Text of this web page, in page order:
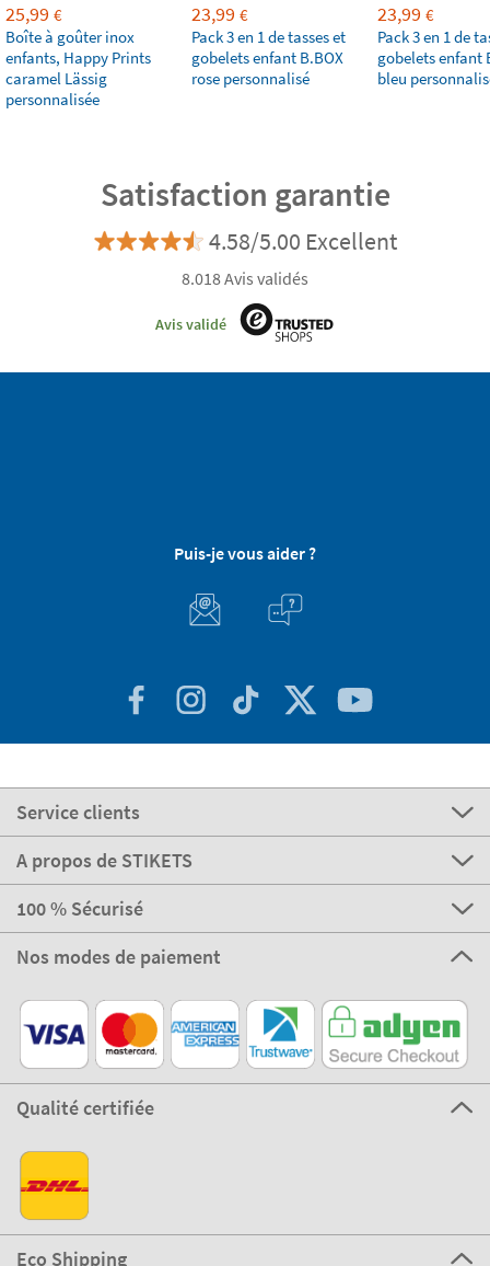
25,99 €
Boîte à goûter inox
enfants, Happy Prints
caramel Lässig
personnalisée
23,99 €
Pack 3 en 1 de tasses et
gobelets enfant B.BOX
rose personnalisé
23,99 €
Pack 3 en 1 de
gobelets enfant
bleu
Satisfaction garantie
4.58/5.00 Excellent
8.018 Avis validés
Avis validé
Puis-je vous aider ?
Service clients
A propos de STIKETS
100 % Sécurisé
Nos modes de paiement
Qualité certifiée
Eco Shipping